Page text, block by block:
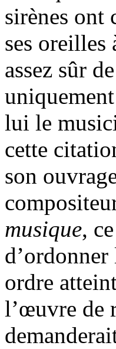
sirènes ont
ses oreilles
assez sûr
lui le
cette
son
musique,
d’ordonner
ordre
l’œuvre de